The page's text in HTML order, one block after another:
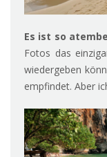
Es ist so
Fotos das
wiedergeben
empfindet. Aber